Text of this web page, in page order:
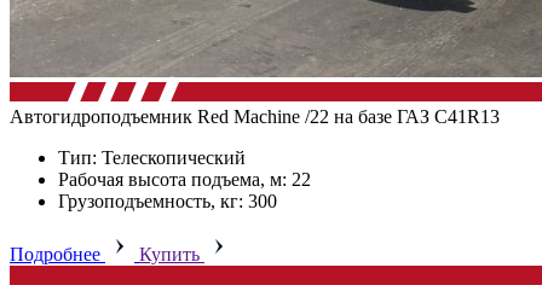
Автогидроподъемник Red Machine /22 на базе ГАЗ C41R13
Тип: Телескопический
Рабочая высота подъема, м: 22
Грузоподъемность, кг: 300
Подробнее Купить